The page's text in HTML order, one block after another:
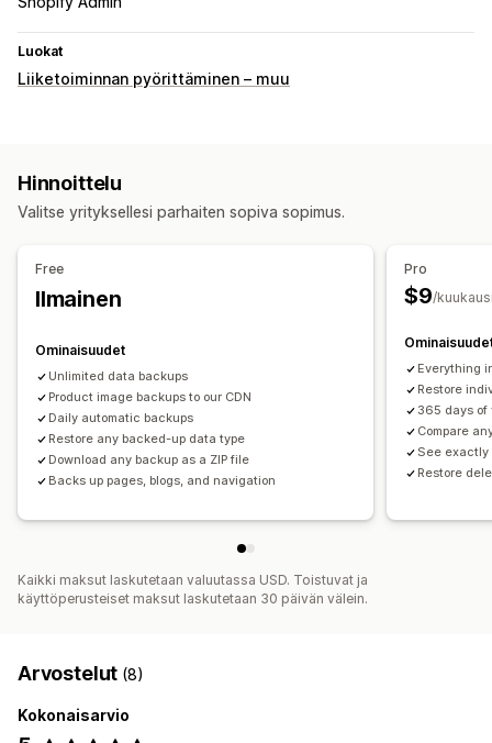
Luokat
Liiketoiminnan pyörittäminen – muu
Hinnoittelu
Valitse yrityksellesi parhaiten sopiva sopimus.
Free
Ilmainen
Ominaisuudet
Unlimited data backups
Product image backups to our CDN
Daily automatic backups
Restore any backed-up data type
Download any backup as a ZIP file
Backs up pages, blogs, and navigation
Pro
$9/
Everything
Restore
365 days of
Compare
See
Restore
Kaikki maksut laskutetaan valuutassa USD. Toistuvat ja
käyttöperusteiset maksut laskutetaan 30 päivän välein.
Arvostelut (8)
Kokonaisarvio